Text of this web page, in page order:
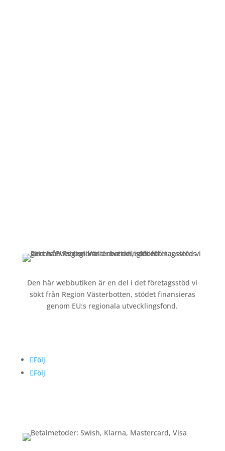
Den här webbutiken är en del i det företagsstöd vi
sökt från Region Västerbotten, stödet finansieras
genom EU:s regionala utvecklingsfond.
Följ
Följ